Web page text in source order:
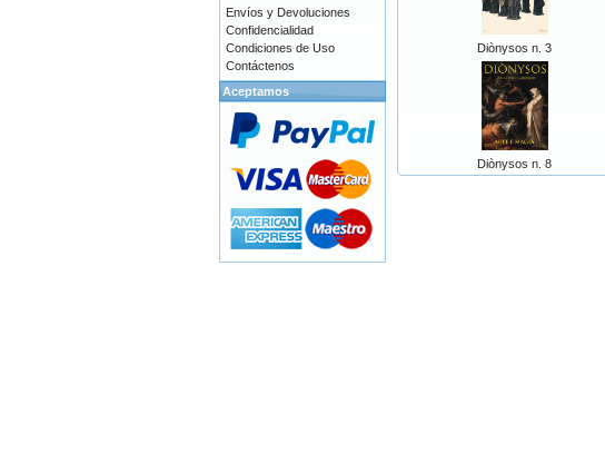
Diònysos n. 3
Diònysos n. 8
Envíos y Devoluciones
Confidencialidad
Condiciones de Uso
Contáctenos
Aceptamos